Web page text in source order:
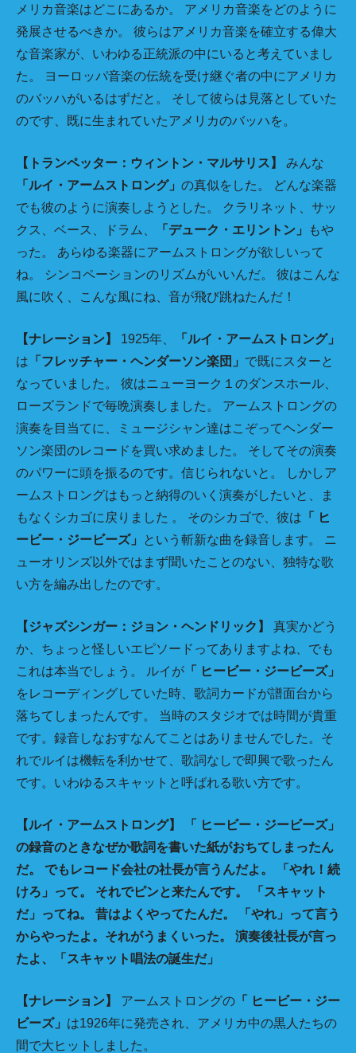
メリカ音楽はどこにあるか。 アメリカ音楽をどのように
発展させるべきか。 彼らはアメリカ音楽を確立する偉大
な音楽家が、いわゆる正統派の中にいると考えていまし
た。 ヨーロッパ音楽の伝統を受け継ぐ者の中にアメリカ
のバッハがいるはずだと。 そして彼らは見落としていた
のです、既に生まれていたアメリカのバッハを。
【トランペッター：ウィントン・マルサリス】
みんな
「ルイ・アームストロング」 の真似をした。 どんな楽器
でも彼のように演奏しようとした。 クラリネット、サッ
クス、ベース、ドラム、
「デューク・エリントン」
もや
った。 あらゆる楽器にアームストロングが欲しいって
ね。 シンコペーションのリズムがいいんだ。 彼はこんな
風に吹く、こんな風にね、音が飛び跳ねたんだ！
【ナレーション】 1925年、
「ルイ・アームストロング」
は 「フレッチャー・ヘンダーソン楽団」 で既にスターと
なっていました。 彼はニューヨーク１のダンスホール、
ローズランドで毎晩演奏しました。 アームストロングの
演奏を目当てに、ミュージシャン達はこぞってヘンダー
ソン楽団のレコードを買い求めました。 そしてその演奏
のパワーに頭を振るのです。信じられないと。 しかしア
ームストロングはもっと納得のいく演奏がしたいと、ま
もなくシカゴに戻りました 。 そのシカゴで、彼は 「 ヒ
ービー・ジービーズ」
という斬新な曲を録音します。 ニ
ューオリンズ以外ではまず聞いたことのない、独特な歌
い方を編み出したのです。
【ジャズシンガー：ジョン・ヘンドリック】
真実かどう
か、ちょっと怪しいエピソードってありますよね、でも
これは本当でしょう。 ルイが 「 ヒービー・ジービーズ」
をレコーディングしていた時、歌詞カードが譜面台から
落ちてしまったんです。 当時のスタジオでは時間が貴重
です。録音しなおすなんてことはありませんでした。そ
れでルイは機転を利かせて、歌詞なしで即興で歌ったん
です。いわゆるスキャットと呼ばれる歌い方です。
【ルイ・アームストロング】
「 ヒービー・ジービーズ」
の録音のときなぜか歌詞を書いた紙がおちてしまったん
だ。
でもレコード会社の社長が言うんだよ。
「やれ！続
けろ」って。
それでピンと来たんです。
「スキャット
だ」ってね。
昔はよくやってたんだ。
「やれ」って言う
からやったよ。それがうまくいった。
演奏後社長が言っ
たよ、「スキャット唱法の誕生だ」
【ナレーション】 アームストロングの 「 ヒービー・ジー
ビーズ」 は1926年に発売され、アメリカ中の黒人たちの
間で大ヒットしました。